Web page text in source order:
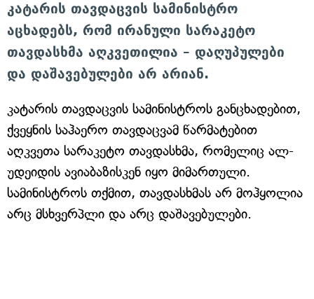
კატარის თავდაცვის სამინისტრო
აცხადებს, რომ ირანული სარაკეტო
თავდასხმა აღკვეთილია – დაღუპულები
და დაშავებულები არ არიან.
კატარის თავდაცვის სამინისტროს განცხადებით,
ქვეყნის საჰაერო თავდაცვამ წარმატებით
აღკვეთა სარაკეტო თავდასხმა, რომელიც ალ-
უდეიდის ავიაბაზისკენ იყო მიმართული.
სამინისტროს თქმით, თავდასხმას არ მოჰყოლია
არც მსხვერპლი და არც დაშავებულები.